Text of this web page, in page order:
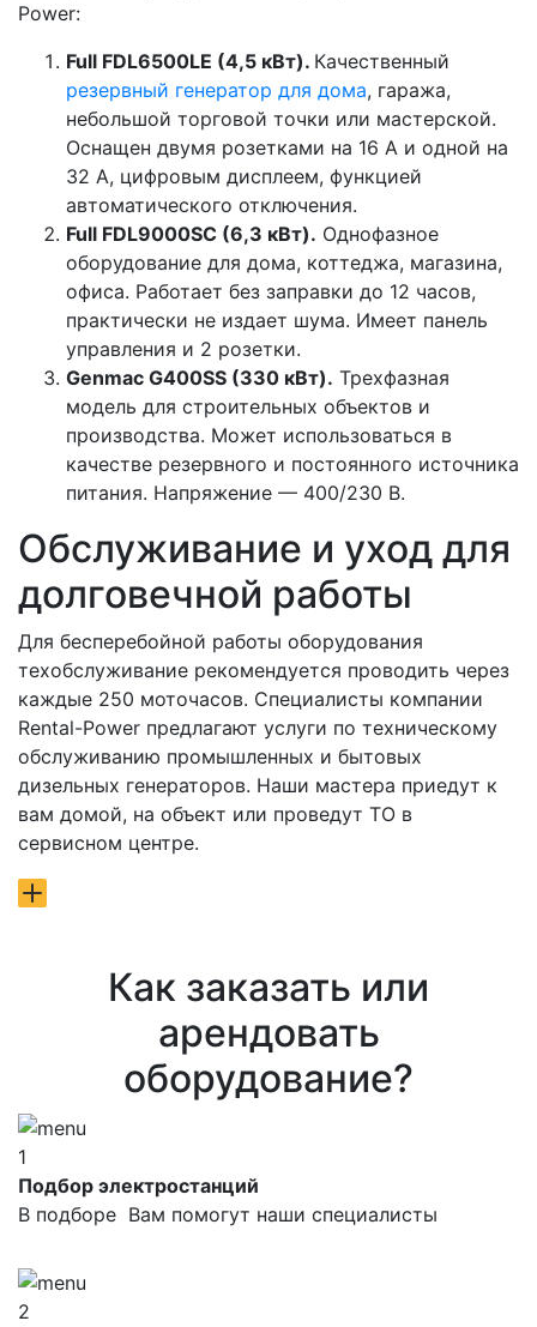
Power:
Full FDL6500LE (4,5 кВт). Качественный
резервный генератор для дома, гаража,
небольшой торговой точки или мастерской.
Оснащен двумя розетками на 16 А и одной на
32 А, цифровым дисплеем, функцией
автоматического отключения.
Full FDL9000SC (6,3 кВт). Однофазное
оборудование для дома, коттеджа, магазина,
офиса. Работает без заправки до 12 часов,
практически не издает шума. Имеет панель
управления и 2 розетки.
Genmac G400SS (330 кВт). Трехфазная
модель для строительных объектов и
производства. Может использоваться в
качестве резервного и постоянного источника
питания. Напряжение — 400/230 В.
Обслуживание и уход для
долговечной работы
Для бесперебойной работы оборудования
техобслуживание рекомендуется проводить через
каждые 250 моточасов. Специалисты компании
Rental-Power предлагают услуги по техническому
обслуживанию промышленных и бытовых
дизельных генераторов. Наши мастера приедут к
вам домой, на объект или проведут ТО в
сервисном центре.
Как заказать или
арендовать
оборудование?
1
Подбор электростанций
В подборе Вам помогут наши специалисты
2